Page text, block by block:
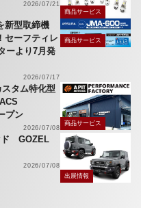
2026/07/21
商品サービス
新型取締機
セーフティレ
ーより7月発
2026/07/17
商品サービス
タム特化型
プン
2026/07/08
商品サービス
ド GOZEL
2026/07/08
出展情報